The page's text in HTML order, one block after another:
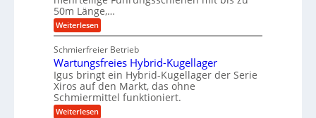
n
g
n
b
e
w
e
g
u
n
g
e
n
v
e
u
d
M
a
s
c
h
i
r
k
z
e
u
g
k
r
e
i
s
50m Länge,…
Weiterlesen:
K
g
e
l
s
c
h
i
Schmierfreier Betrieb
Wartungsfreies Hybrid-Kugellager
Igus bringt ein Hybrid-Kugellager der Serie
Xiros auf den Markt, das ohne
Schmiermittel funktioniert.
Weiterlesen: